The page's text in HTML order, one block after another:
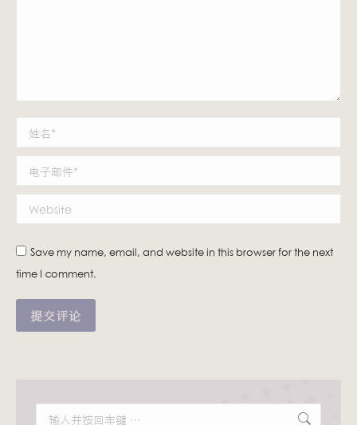
姓名 *
电子邮件 *
Website
Save my name, email, and website in this browser for the next
time I comment.
提交评论
Search: